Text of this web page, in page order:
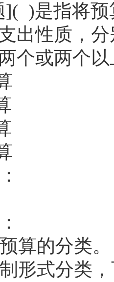
]( )是指将
出性质，
个或两个
算的分类。
形式分类